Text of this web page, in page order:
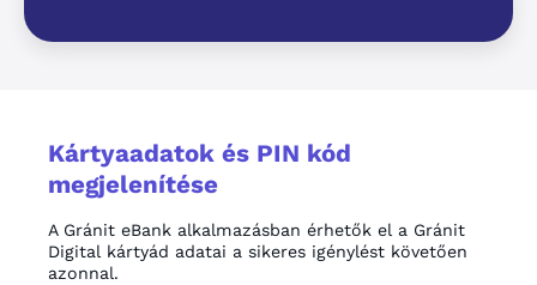
Kártyaadatok és PIN kód
megjelenítése
A Gránit eBank alkalmazásban érhetők el a Gránit
Digital kártyád adatai a sikeres igénylést követően
azonnal.